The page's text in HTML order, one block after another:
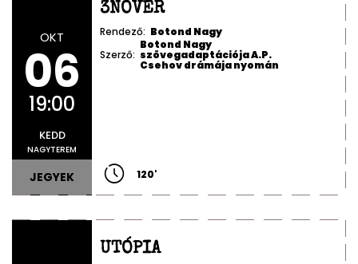
OKT
06
19:00
KEDD
NAGYTEREM
JEGYEK
3NŐVÉR
Rendező: Botond Nagy
Szerző:
Botond Nagy
szövegadaptációja A.P.
Csehov drámája nyomán
120'
UTÓPIA